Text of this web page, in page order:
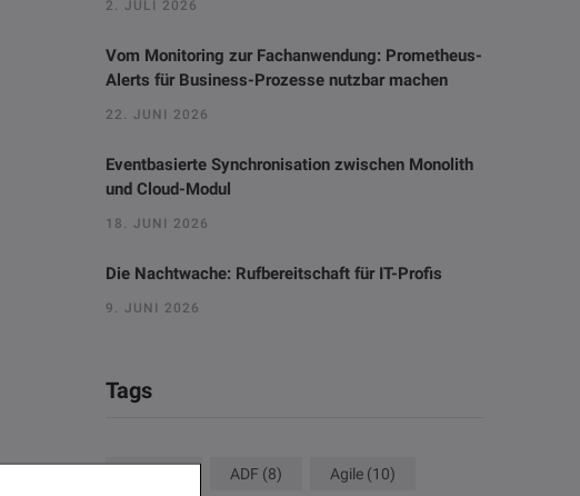
2. JULI 2026
Vom Monitoring zur Fachanwendung: Prometheus-
Alerts für Business-Prozesse nutzbar machen
22. JUNI 2026
Eventbasierte Synchronisation zwischen Monolith
und Cloud-Modul
18. JUNI 2026
Die Nachtwache: Rufbereitschaft für IT-Profis
9. JUNI 2026
Tags
ADF (8) Agile (10)